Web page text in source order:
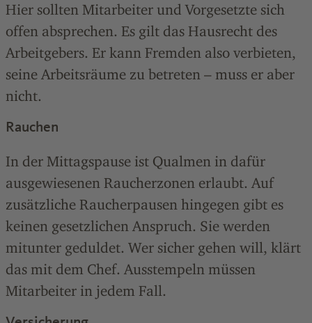
Hier sollten Mitarbeiter und Vorgesetzte sich
offen absprechen. Es gilt das Hausrecht des
Arbeitgebers. Er kann Fremden also verbieten,
seine Arbeitsräume zu betreten – muss er aber
nicht.
Rauchen
In der Mittagspause ist Qualmen in dafür
ausgewiesenen Raucherzonen erlaubt. Auf
zusätzliche Raucherpausen hingegen gibt es
keinen gesetzlichen Anspruch. Sie werden
mitunter geduldet. Wer sicher gehen will, klärt
das mit dem Chef. Ausstempeln müssen
Mitarbeiter in jedem Fall.